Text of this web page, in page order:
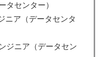
タセンター）
ニア（データセンタ
ジニア（データセン